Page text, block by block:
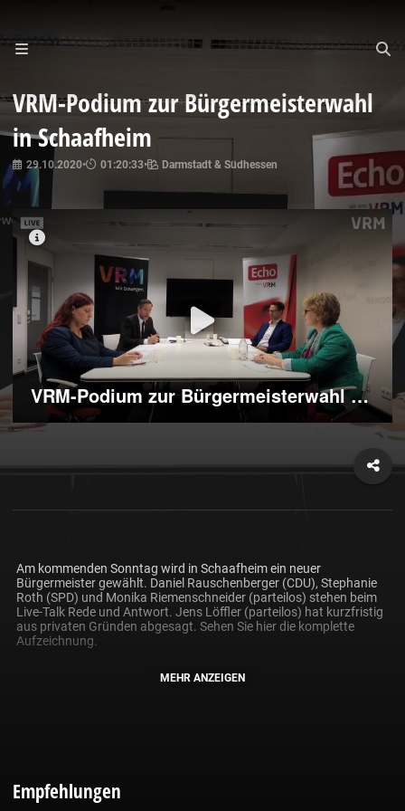
VRM-Podium zur Bürgermeisterwahl
in Schaafheim
29.10.2020• 01:20:33• Darmstadt & Südhessen
VRM-Podium zur Bürgermeisterwahl in Schaafheim
MEHR ANZEIGEN
Am kommenden Sonntag wird in Schaafheim ein neuer
Bürgermeister gewählt. Daniel Rauschenberger (CDU), Stephanie
Roth (SPD) und Monika Riemenschneider (parteilos) stehen beim
Live-Talk Rede und Antwort. Jens Löffler (parteilos) hat kurzfristig
aus privaten Gründen abgesagt. Sehen Sie hier die komplette
Aufzeichnung.
Empfehlungen